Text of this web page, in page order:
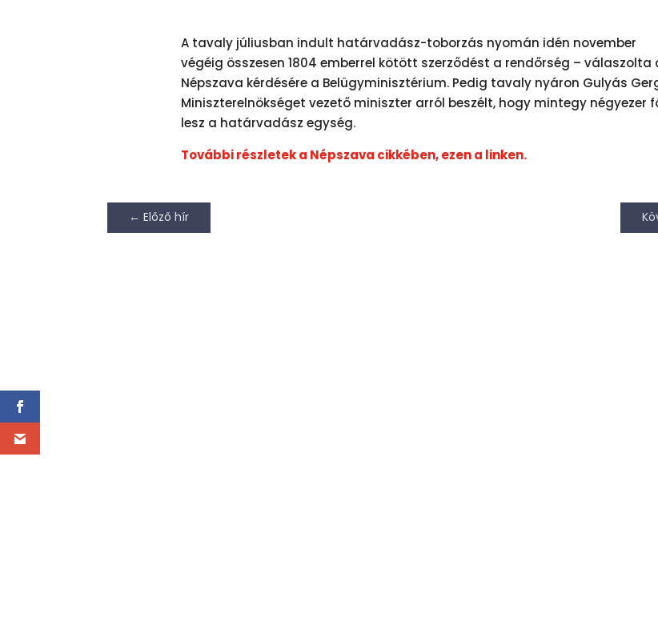
A tavaly júliusban indult határvadász-toborzás nyomán idén november
végéig összesen 1804 emberrel kötött szerződést a rendőrség – válaszolta
Népszava kérdésére a Belügyminisztérium. Pedig tavaly nyáron Gulyás
Miniszterelnökséget vezető miniszter arról beszélt, hogy mintegy négyezer
lesz a határvadász egység.
További részletek a Népszava cikkében, ezen a linken.
←Előző hír